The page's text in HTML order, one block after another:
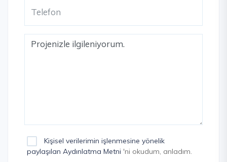
Kişisel verilerimin işlenmesine yönelik
paylaşılan Aydınlatma Metni 'ni okudum, anladım.